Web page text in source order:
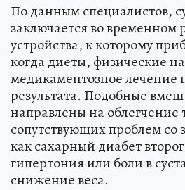
По данным специалистов,
заключается во
устройства, к которому
когда диеты, физические
медикаментозное лечение
результата. Подобные
направлены на облегчение
сопутствующих проблем со
как сахарный диабет
гипертония или боли в
снижение веса.